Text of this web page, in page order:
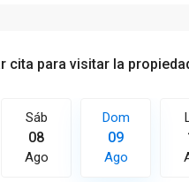
cita para visitar la
Sáb
08
Ago
Dom
09
Ago